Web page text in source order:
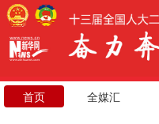
首页 全媒汇